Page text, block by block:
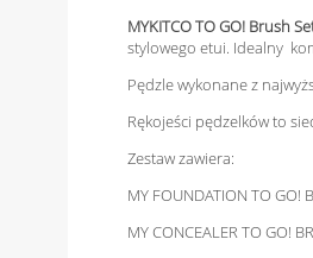
MYKITCO TO GO! Brush
stylowego etui. Idealny
Pędzle wykonane z
Rękojeści pędzelków to
Zestaw zawiera:
MY FOUNDATION TO GO!
MY CONCEALER TO GO!